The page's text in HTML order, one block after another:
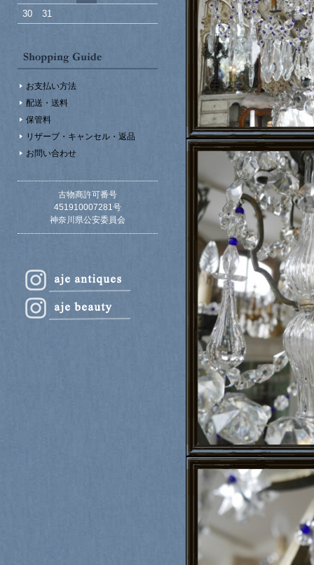
30
31
お支払い方法
配送・送料
保管料
リザーブ・キャンセル・返品
お問い合わせ
古物商許可番号
451910007281号
神奈川県公安委員会